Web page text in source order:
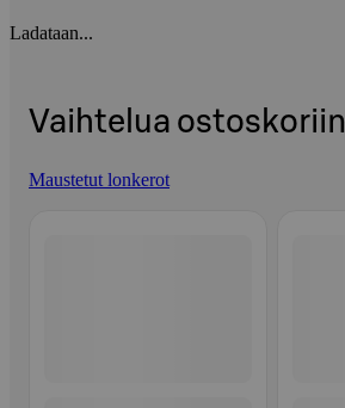
Ladataan...
Vaihtelua ostoskoriin
Maustetut lonkerot